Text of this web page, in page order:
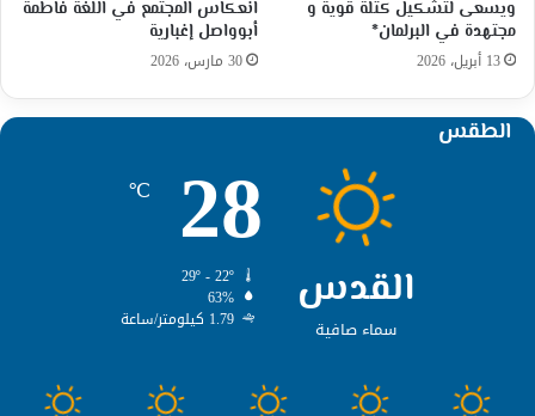
ويسعى لتشكيل كتلة قوية و
مجتهدة في البرلمان*
13 أبريل، 2026
انعكاس المجتمع في اللغة فاطمة
أبوواصل إغبارية
30 مارس، 2026
الطقس
القدس
سماء صافية
28
℃
63%
1.79 كيلومتر/ساعة